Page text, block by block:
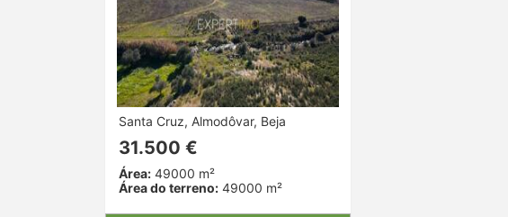
Santa Cruz, Almodôvar, Beja
31.500 €
Área: 49000 m²
Área do terreno: 49000 m²